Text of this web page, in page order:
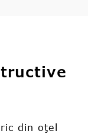
din oţel